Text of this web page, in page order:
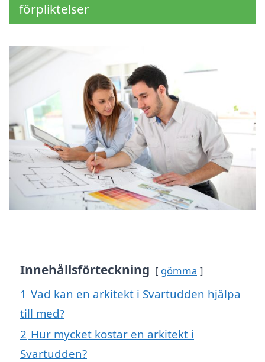
förpliktelser
Innehållsförteckning gömma
1 Vad kan en arkitekt i Svartudden hjälpa
till med?
2 Hur mycket kostar en arkitekt i
Svartudden?